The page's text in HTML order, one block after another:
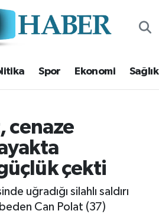
Spor Ekonomi Sağlık
cenaze
çekti
uğradığı silahlı saldırı
Can Polat (37)
ve Fikstür